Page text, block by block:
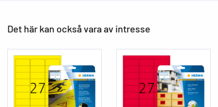
Det här kan också vara av intresse